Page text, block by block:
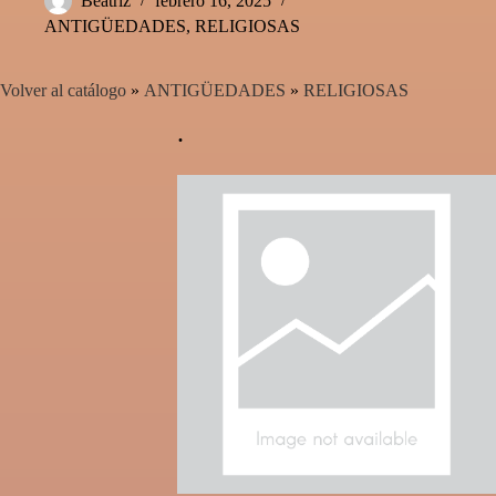
ANTIGÜEDADES, RELIGIOSAS
Volver al catálogo ANTIGÜEDADES RELIGIOSAS
.